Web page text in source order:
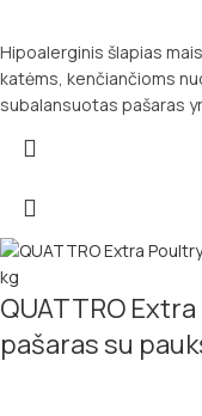
Hipoalerginis šlapias
katėms, kenčiančioms
subalansuotas pašaras
QUATTRO
pašaras su